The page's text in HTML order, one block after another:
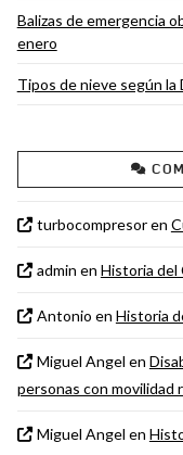
Balizas de emergencia
enero
Tipos de nieve según la
turbocompresoren
admin en Historia del
Antonio en Historia
Miguel Angel en
personas con movilidad
Miguel Angel en